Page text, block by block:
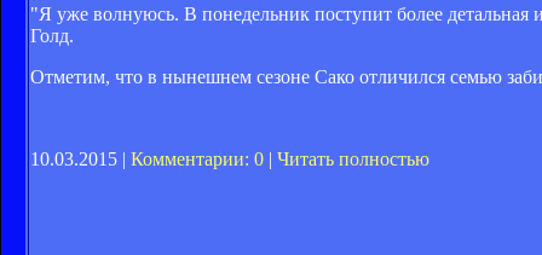
"Я уже волнуюсь. В понедельник поступит более
Голд.
Отметим, что в нынешнем сезоне Сако отличился семью
10.03.2015 | Комментарии: 0 | Читать полностью